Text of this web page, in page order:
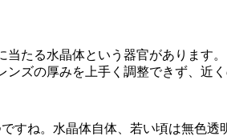
たる水晶体という器官があります
ズの厚みを上手く調整できず、近
すね。水晶体自体、若い頃は無色